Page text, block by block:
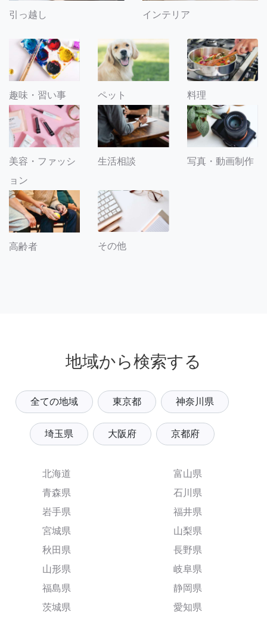
引っ越し インテリア
趣味・習い事 ペット 料理
美容・ファッシ
ョン
生活相談 写真・動画制作
高齢者 その他
地域から検索する
全ての地域 東京都 神奈川県
埼玉県 大阪府 京都府
北海道
青森県
岩手県
宮城県
秋田県
山形県
福島県
茨城県
富山県
石川県
福井県
山梨県
長野県
岐阜県
静岡県
愛知県